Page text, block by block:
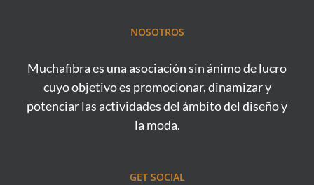
NOSOTROS
Muchafibra es una asociación sin ánimo de lucro
cuyo objetivo es promocionar, dinamizar y
potenciar las actividades del ámbito del diseño y
la moda.
GET SOCIAL